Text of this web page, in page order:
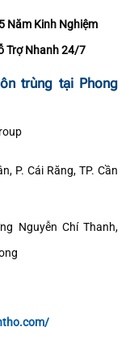
Năm Kinh Nghiệm
Trợ Nhanh 24/7
trùng tại Phong
P. Cái Răng, TP. Cần
Nguyễn Chí Thanh,